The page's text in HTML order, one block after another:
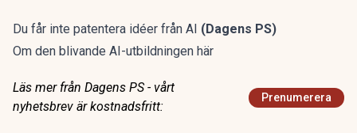
Du får inte patentera idéer från AI (Dagens PS)
Om den blivande AI-utbildningen här
Läs mer från Dagens PS - vårt
nyhetsbrev är kostnadsfritt:
Prenumerera